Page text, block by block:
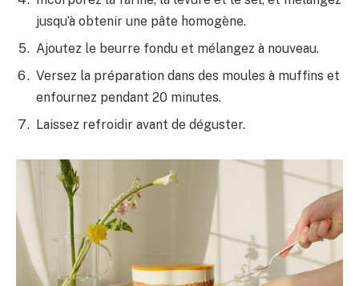
jusqu’à obtenir une pâte homogène.
Ajoutez le beurre fondu et mélangez à nouveau.
Versez la préparation dans des moules à muffins et
enfournez pendant 20 minutes.
Laissez refroidir avant de déguster.